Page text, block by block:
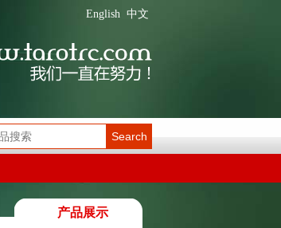
中文
English
Search
产品展示